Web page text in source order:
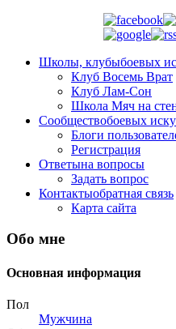
Школы, клубыбоевых
Клуб Восемь Врат
Клуб Лам-Сон
Школа Мяч на
Сообществобоевых
Блоги
Регистрация
Ответына вопросы
Задать вопрос
Контактыобратная связь
Карта сайта
Обо мне
Основная информация
Пол
Мужчина